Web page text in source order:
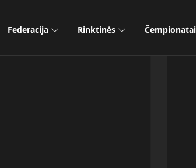
Federacija Rinktinės Čempionatai